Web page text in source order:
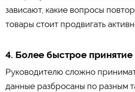
зависают, какие вопросы
товары стоит продвигать
4. Более быстрое
Руководителю сложно
данные разбросаны по разным